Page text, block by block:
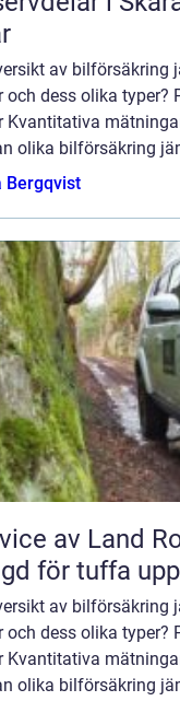
av bilförsäkring
och dess olika
Kvantitativa
olika bilförsäkring
Bergqvist
av Land
för tuffa
av bilförsäkring
och dess olika
Kvantitativa
olika bilförsäkring